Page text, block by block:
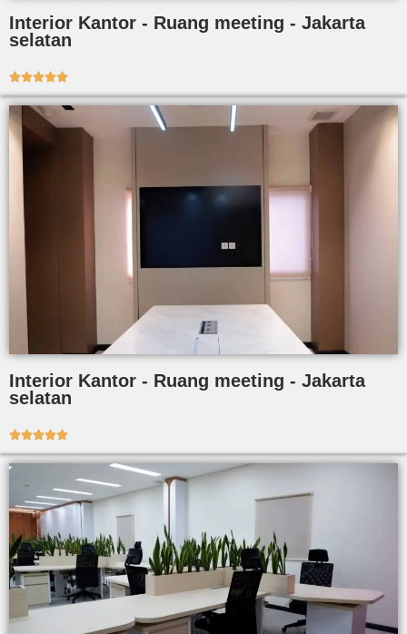
Interior Kantor - Ruang meeting - Jakarta
selatan

Interior Kantor - Ruang meeting - Jakarta
selatan
